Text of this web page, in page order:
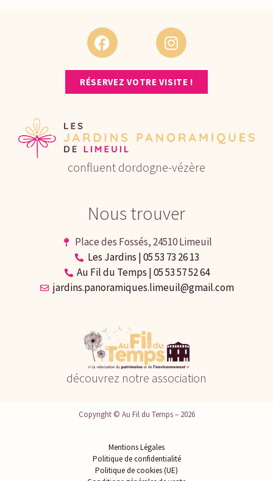
RÉSERVEZ VOTRE VISITE !
confluent dordogne-vézère
Nous trouver
Place des Fossés, 24510 Limeuil
Les Jardins | 05 53 73 26 13
Au Fil du Temps | 05 53 57 52 64
jardins.panoramiques.limeuil@gmail.com
découvrez notre association
Copyright © Au Fil du Temps – 2026
Mentions Légales
Politique de confidentialité
Politique de cookies (UE)